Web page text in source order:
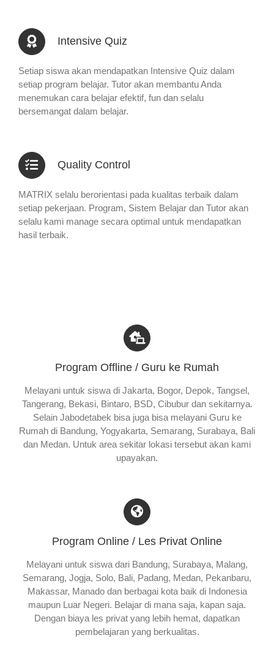
Intensive Quiz
Setiap siswa akan mendapatkan Intensive Quiz dalam
setiap program belajar. Tutor akan membantu Anda
menemukan cara belajar efektif, fun dan selalu
bersemangat dalam belajar.
Quality Control
MATRIX selalu berorientasi pada kualitas terbaik dalam
setiap pekerjaan. Program, Sistem Belajar dan Tutor akan
selalu kami manage secara optimal untuk mendapatkan
hasil terbaik.
Program Offline / Guru ke Rumah
Melayani untuk siswa di Jakarta, Bogor, Depok, Tangsel,
Tangerang, Bekasi, Bintaro, BSD, Cibubur dan sekitarnya.
Selain Jabodetabek bisa juga bisa melayani Guru ke
Rumah di Bandung, Yogyakarta, Semarang, Surabaya, Bali
dan Medan. Untuk area sekitar lokasi tersebut akan kami
upayakan.
Program Online / Les Privat Online
Melayani untuk siswa dari Bandung, Surabaya, Malang,
Semarang, Jogja, Solo, Bali, Padang, Medan, Pekanbaru,
Makassar, Manado dan berbagai kota baik di Indonesia
maupun Luar Negeri. Belajar di mana saja, kapan saja.
Dengan biaya les privat yang lebih hemat, dapatkan
pembelajaran yang berkualitas.